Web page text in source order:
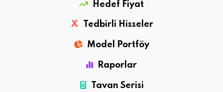
Hedef Fiyat
X Tedbirli Hisseler
Model Portföy
Raporlar
Tavan Serisi